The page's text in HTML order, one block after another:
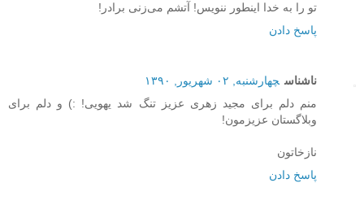
تو را به خدا اینطور ننویس! آتشم می‌زنی برادر!
پاسخ دادن
ناشناس چهارشنبه, ۰۲ شهریور, ۱۳۹۰
منم دلم برای مجید زهری عزیز تنگ شد یهویی! :) و دلم برای
وبلاگستان عزیزمون!
نازخاتون
پاسخ دادن